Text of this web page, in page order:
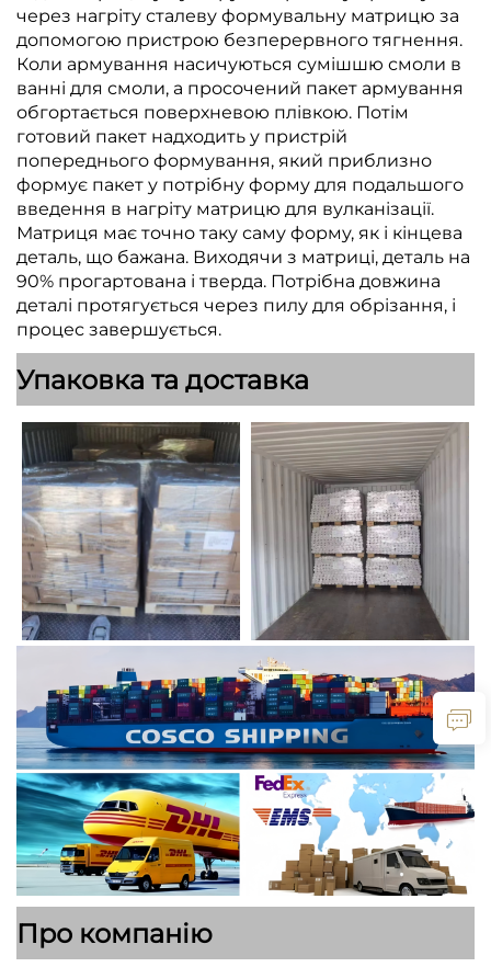
через нагріту сталеву формувальну матрицю за
допомогою пристрою безперервного тягнення.
Коли армування насичуються сумішшю смоли в
ванні для смоли, а просочений пакет армування
обгортається поверхневою плівкою. Потім
готовий пакет надходить у пристрій
попереднього формування, який приблизно
формує пакет у потрібну форму для подальшого
введення в нагріту матрицю для вулканізації.
Матриця має точно таку саму форму, як і кінцева
деталь, що бажана. Виходячи з матриці, деталь на
90% прогартована і тверда. Потрібна довжина
деталі протягується через пилу для обрізання, і
процес завершується.
Упаковка та доставка
Про компанію